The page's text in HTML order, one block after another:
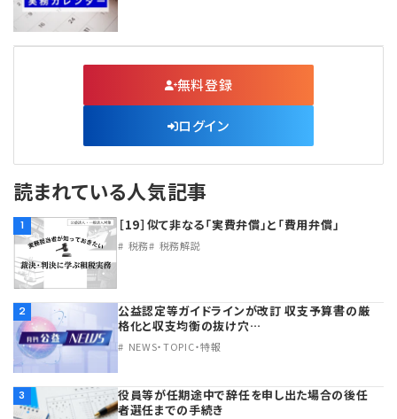
無料登録
ログイン
読まれている人気記事
1 ［19］似て非なる「実費弁償」と「費用弁償」
税務 税務解説
2
公益認定等ガイドラインが改訂 収支予算書の厳
格化と収支均衡の抜け穴…
NEWS・TOPIC・特報
3
役員等が任期途中で辞任を申し出た場合の後任
者選任までの手続き